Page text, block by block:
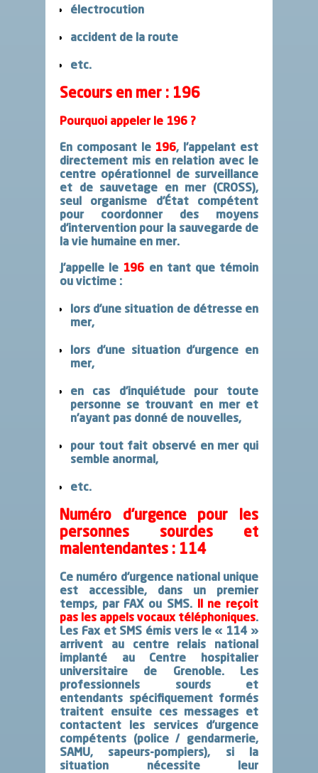
électrocution
accident de la route
etc.
Secours en mer : 196
Pourquoi appeler le 196 ?
En composant le 196, l’appelant est
directement mis en relation avec le
centre opérationnel de surveillance
et de sauvetage en mer (CROSS),
seul organisme d’État compétent
pour coordonner des moyens
d’intervention pour la sauvegarde de
la vie humaine en mer.
J’appelle le 196 en tant que témoin
ou victime :
lors d’une situation de détresse en
mer,
lors d’une situation d’urgence en
mer,
en cas d’inquiétude pour toute
personne se trouvant en mer et
n’ayant pas donné de nouvelles,
pour tout fait observé en mer qui
semble anormal,
etc.
Numéro d’urgence pour les
personnes sourdes et
malentendantes : 114
Ce numéro d’urgence national unique
est accessible, dans un premier
temps, par FAX ou SMS. Il ne reçoit
pas les appels vocaux téléphoniques.
Les Fax et SMS émis vers le« 114 »
arrivent au centre relais national
implanté au Centre hospitalier
universitaire de Grenoble. Les
professionnels sourds et
entendants spécifiquement formés
traitent ensuite ces messages et
contactent les services d’urgence
compétents (police / gendarmerie,
SAMU, sapeurs-pompiers), si la
situation nécessite leur